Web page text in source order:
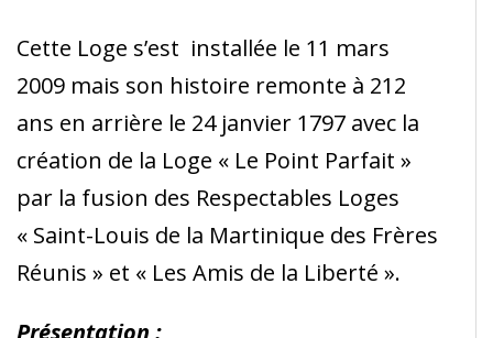
Cette Loge s’est installée le 11 mars
2009 mais son histoire remonte à 212
ans en arrière le 24 janvier 1797 avec la
création de la Loge « Le Point Parfait »
par la fusion des Respectables Loges
« Saint-Louis de la Martinique des Frères
Réunis » et « Les Amis de la Liberté ».
Présentation :